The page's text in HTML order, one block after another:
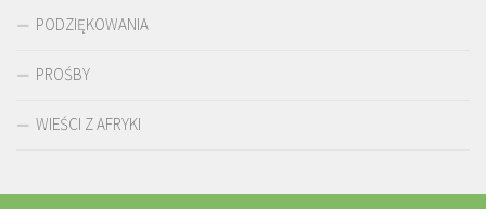
PODZIĘKOWANIA
PROŚBY
WIEŚCI Z AFRYKI